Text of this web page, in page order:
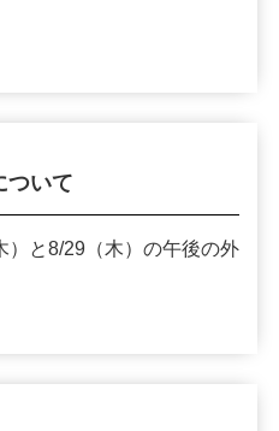
ついて
）と8/29（木）の午後の外